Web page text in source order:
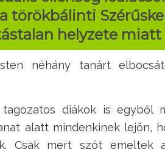
törökbálinti
helyzete
néhány tanárt
diákok is egyből
alatt mindenkinek lejön,
Csak mert szót